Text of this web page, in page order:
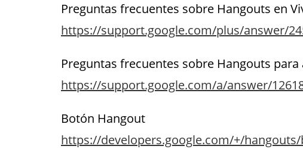
Preguntas frecuentes sobre Hangouts en
https://support.google.com/plus/answer/
Preguntas frecuentes sobre Hangouts
https://support.google.com/a/answer/
Botón Hangout
https://developers.google.com/+/